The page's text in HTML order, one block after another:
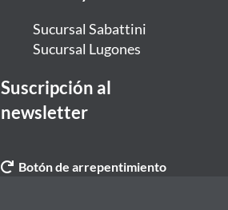
Sucursal Sabattini
Sucursal Lugones
Suscripción al
newsletter
Botón de arrepentimiento